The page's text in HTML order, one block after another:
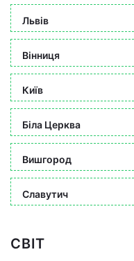
Львів
Вінниця
Київ
Біла Церква
Вишгород
Славутич
СВІТ